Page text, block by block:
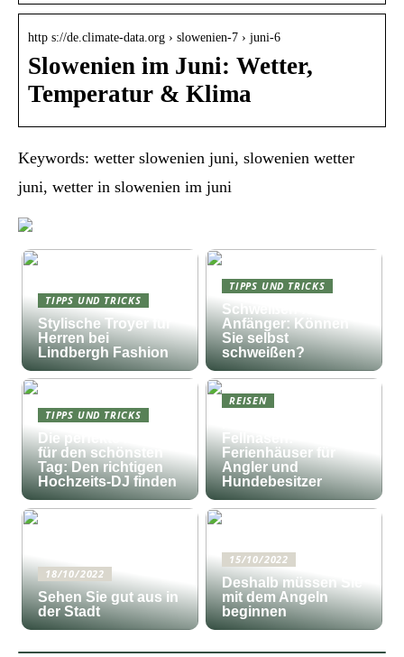
http s://de.climate-data.org › slowenien-7 › juni-6
Slowenien im Juni: Wetter,
Temperatur & Klima
Keywords: wetter slowenien juni, slowenien wetter
juni, wetter in slowenien im juni
TIPPS UND TRICKS
Stylische Troyer für
Herren bei
Lindbergh Fashion
TIPPS UND TRICKS
Schweißen für
Anfänger: Können
Sie selbst
schweißen?
TIPPS UND TRICKS
Die perfekte Musik
für den schönsten
Tag: Den richtigen
Hochzeits-DJ finden
REISEN
Fellnasen:
Ferienhäuser für
Angler und
Hundebesitzer
18/10/2022
Sehen Sie gut aus in
der Stadt
15/10/2022
Deshalb müssen Sie
mit dem Angeln
beginnen